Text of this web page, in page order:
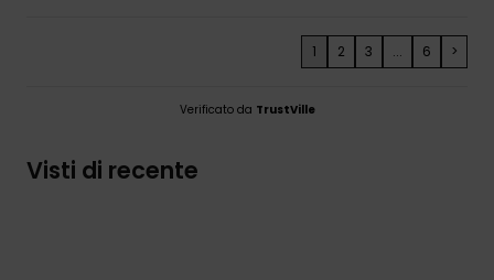
1 2 3 ... 6 >
Verificato da TrustVille
Visti di recente